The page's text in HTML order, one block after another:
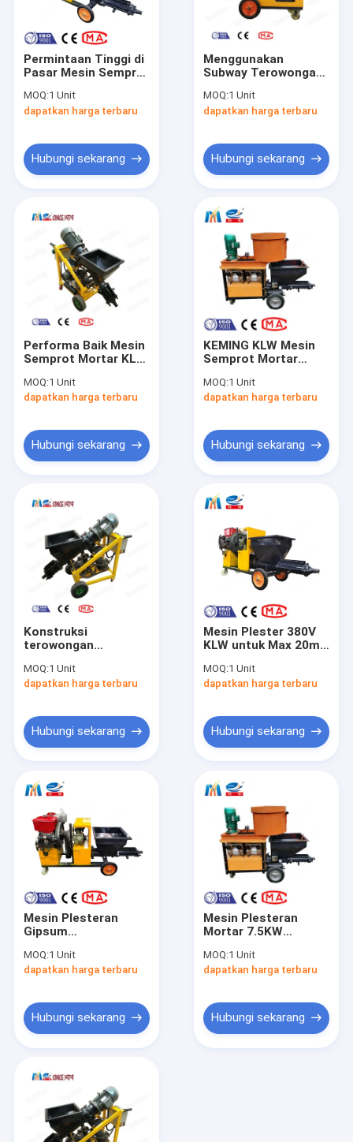
Tentang kami
Tur Pabrik
Hubungi kami
Berita
Permintaan Penawaran
Mesin Shotcrete Beton
Mesin Drycrete Shotcrete
Mesin Shotcrete Campuran Basah
mesin plesteran semen
Pompa Beton Busa
Pompa Beton kecil
Mortar Grout Pump
Pompa Selang Industri
Mesin Pengaduk Nat
Kompresor udara sekrup
Ekskavator Diesel Mini
mesin suku cadang
Permintaan Tinggi di
Pasar Mesin Semprot
KLW untuk Proyek
Tambang
MOQ:1 Unit
dapatkan harga terbaru
Hubungi sekarang
Menggunakan
Subway Terowongan
Semprot Mortar
Plastering dalam
MOQ:1 Unit
dapatkan harga terbaru
Hubungi sekarang
Performa Baik Mesin
Semprot Mortar KLW
untuk Plasting Slurry
Mortar
MOQ:1 Unit
dapatkan harga terbaru
Hubungi sekarang
KEMING KLW Mesin
Semprot Mortar
Dinding dengan Mixer
Beton di Atas
MOQ:1 Unit
dapatkan harga terbaru
Hubungi sekarang
Konstruksi
terowongan
KLW Mesin
penyemprotan mortir
MOQ:1 Unit
dapatkan harga terbaru
Hubungi sekarang
Mesin Plester 380V
KLW untuk Max 20m.
MOQ:1 Unit
dapatkan harga terbaru
Hubungi sekarang
Mesin Plesteran
Gipsum
50Hz
MOQ:1 Unit
dapatkan harga terbaru
Hubungi sekarang
Mesin Plesteran
Mortar 7.5KW
50L Dimensi 1400 *
800 * 1300mm
MOQ:1 Unit
dapatkan harga terbaru
Hubungi sekarang